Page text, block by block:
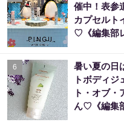
催中！表参
カプセルト
♡《編集部
6
暑い夏の日
トボディジ
ト・オブ
ん♡《編集